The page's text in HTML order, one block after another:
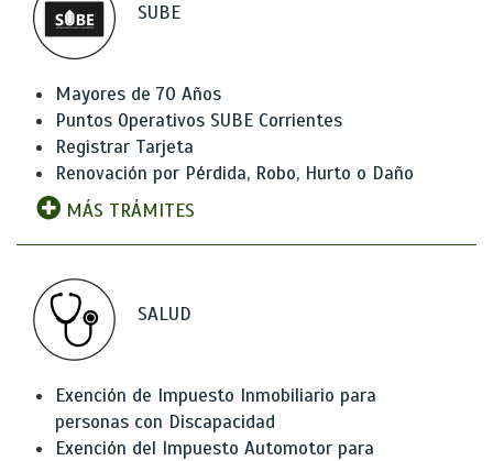
SUBE
Mayores de 70 Años
Puntos Operativos SUBE Corrientes
Registrar Tarjeta
Renovación por Pérdida, Robo, Hurto o Daño
MÁS TRÁMITES
SALUD
Exención de Impuesto Inmobiliario para
personas con Discapacidad
Exención del Impuesto Automotor para